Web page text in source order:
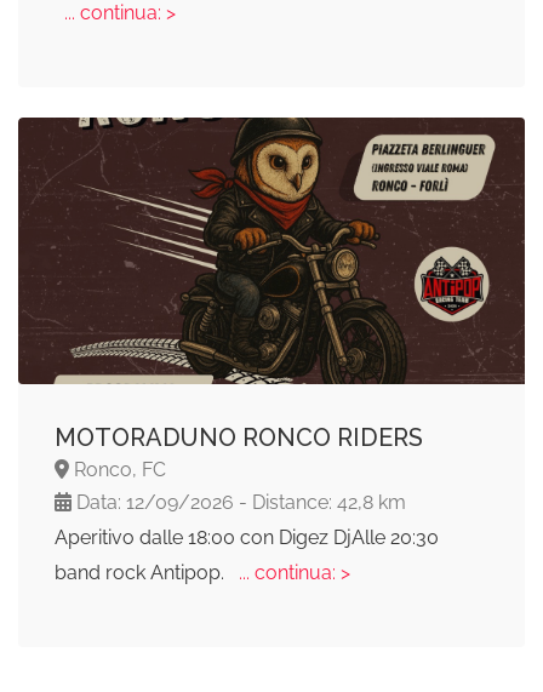
... continua: >
MOTORADUNO RONCO RIDERS
Ronco, FC
Data: 12/09/2026 - Distance: 42,8 km
Aperitivo dalle 18:00 con Digez DjAlle 20:30
band rock Antipop.
... continua: >